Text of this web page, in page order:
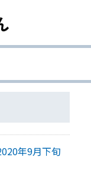
年9月下旬